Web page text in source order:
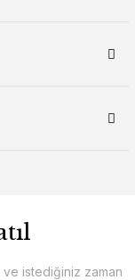
ve istediğiniz zaman